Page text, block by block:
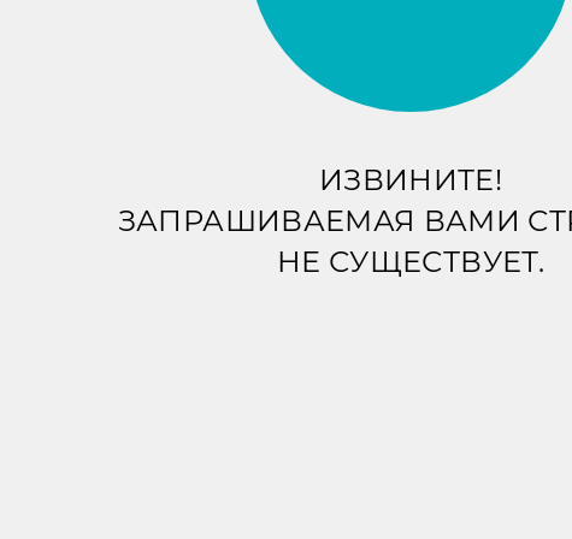
ИЗВИНИТЕ!
ЗАПРАШИВАЕМАЯ ВАМИ
НЕ СУЩЕСТВУЕТ.